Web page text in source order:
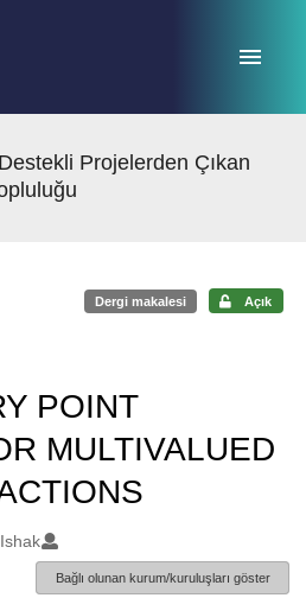
Projelerden Çıkan
Dergi makalesi Açık
POINT
MULTIVALUED
Bağlı olunan kurum/kuruluşları göster